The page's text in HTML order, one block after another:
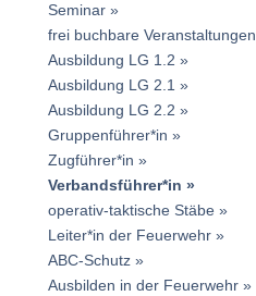
Seminar
frei buchbare Veranstaltungen
Ausbildung LG 1.2
Ausbildung LG 2.1
Ausbildung LG 2.2
Gruppenführer*in
Zugführer*in
Verbandsführer*in
operativ-taktische Stäbe
Leiter*in der Feuerwehr
ABC-Schutz
Ausbilden in der Feuerwehr